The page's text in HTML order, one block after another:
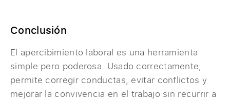
Conclusión
El apercibimiento laboral es una herramienta
simple pero poderosa. Usado correctamente,
permite corregir conductas, evitar conflictos y
mejorar la convivencia en el trabajo sin recurrir a